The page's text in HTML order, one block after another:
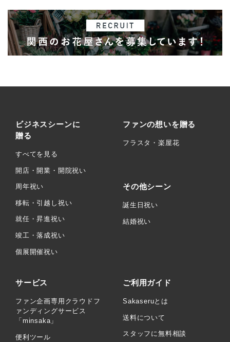
ビジネスシーンに
贈る
すべてを見る
開店・開業・開院祝い
周年祝い
移転・引越し祝い
就任・昇進祝い
竣工・落成祝い
個展開催祝い
ファンの想いを贈る
フラスタ・楽屋花
その他シーン
誕生日祝い
結婚祝い
サービス
ファン企画専用クラウドフ
ァンディングサービス
「minsaka」
便利ツール
ご利用ガイド
Sakaseruとは
送料について
スタッフに無料相談